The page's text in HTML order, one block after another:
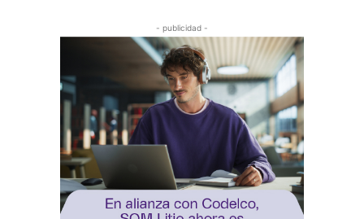
- publicidad -